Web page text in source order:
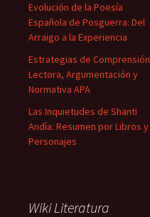
Evolución de la Poesía
Española de Posguerra: Del
Arraigo a la Experiencia
Estrategias de Comprensión
Lectora, Argumentación y
Normativa APA
Las Inquietudes de Shanti
Andía: Resumen por Libros y
Personajes
Wiki Literatura